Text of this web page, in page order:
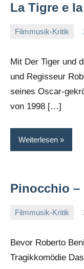
La Tigre e
Filmmusik-Kritik
Mit Der Tiger und
und Regisseur
seines Oscar-
von 1998 […]
Weiterlesen
Pinocchio –
Filmmusik-Kritik
Bevor Roberto
Tragikkomödie